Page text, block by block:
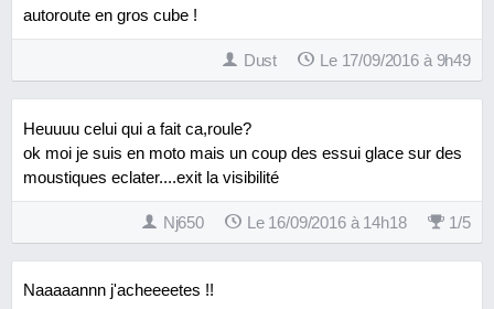
autoroute en gros cube !
Dust Le 17/09/2016 à 9h49
Heuuuu celui qui a fait ca,roule?
ok moi je suis en moto mais un coup des essui glace sur des
moustiques eclater....exit la visibilité
Nj650 Le 16/09/2016 à 14h18 1/5
Naaaaannn j'acheeeetes !!